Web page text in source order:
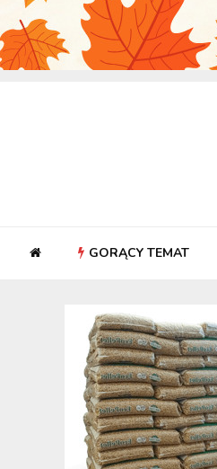
GORĄCY TEMAT